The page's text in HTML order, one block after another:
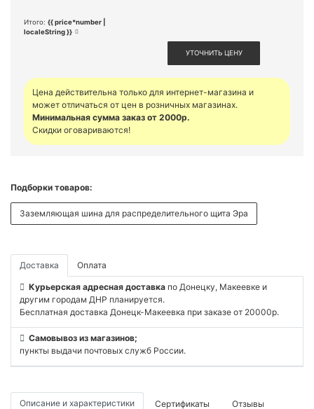
Итого: {{ price*number |
localeString }}
УТОЧНИТЬ ЦЕНУ
Цена действительна только для интернет-магазина и
может отличаться от цен в розничных магазинах.
Минимальная сумма заказ от 2000р.
Скидки оговариваются!
Подборки товаров:
Заземляющая шина для распределительного щита Эра
Доставка Оплата
Курьерская адресная доставка по Донецку, Макеевке и
другим городам ДНР планируется.
Бесплатная доставка Донецк-Макеевка при заказе от 20000р.
Самовывоз из магазинов;
пункты выдачи почтовых служб России.
Описание и характеристики Сертификаты Отзывы